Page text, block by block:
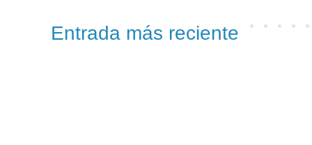
Entrada más reciente